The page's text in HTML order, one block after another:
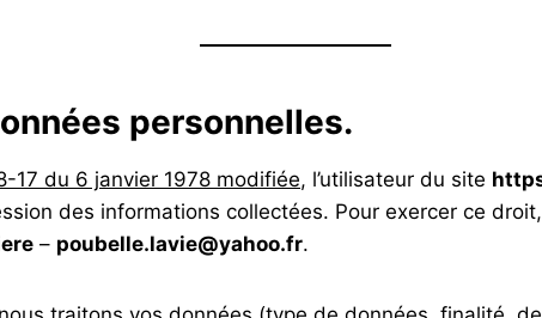
personnelles.
17 du 6 janvier 1978 modifiée, l’utilisateur du site
des informations collectées. Pour exercer ce
– poubelle.lavie@yahoo.fr.